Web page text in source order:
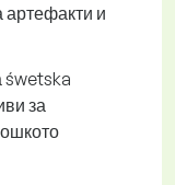
и
śwetska
за